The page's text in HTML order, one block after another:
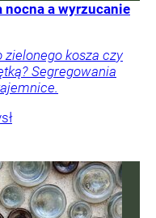
nocna a wyrzucanie
zielonego kosza czy
Segregowania